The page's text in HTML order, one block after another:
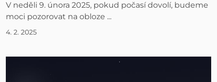
V neděli 9. února 2025, pokud počasí dovolí, budeme
moci pozorovat na obloze ...
4. 2. 2025